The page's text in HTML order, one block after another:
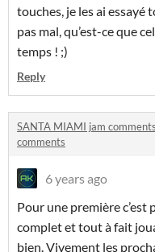
touches, je les ai essayé
pas mal, qu’est-ce que
temps ! ;)
Reply
SANTA MIAMI jam comments
comments
6 years ago
Pour une première
complet et tout à fait
bien. Vivement les